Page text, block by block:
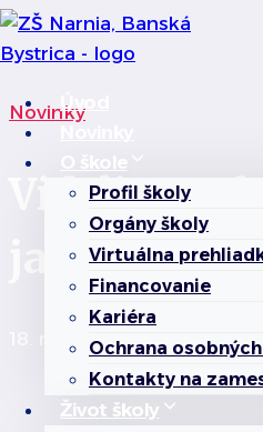
Skip
to
Úvod
O škole
Profil školy
Orgány školy
Virtuálna
Financovanie
Kariéra
Ochrana
Kontakty na
Život školy
Novinky
Videli sme
jasného dňa
18. marca 202424.